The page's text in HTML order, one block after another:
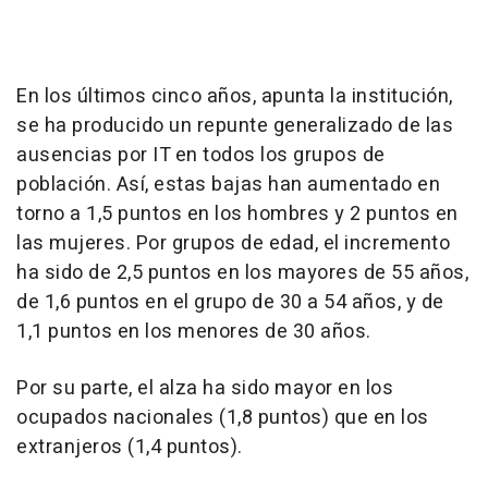
En los últimos cinco años, apunta la institución,
se ha producido un repunte generalizado de las
ausencias por IT en todos los grupos de
población. Así, estas bajas han aumentado en
torno a 1,5 puntos en los hombres y 2 puntos en
las mujeres. Por grupos de edad, el incremento
ha sido de 2,5 puntos en los mayores de 55 años,
de 1,6 puntos en el grupo de 30 a 54 años, y de
1,1 puntos en los menores de 30 años.
Por su parte, el alza ha sido mayor en los
ocupados nacionales (1,8 puntos) que en los
extranjeros (1,4 puntos).